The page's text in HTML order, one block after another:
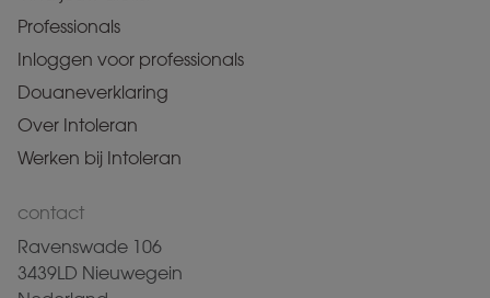
Professionals
Inloggen voor professionals
Douaneverklaring
Over Intoleran
Werken bij Intoleran
contact
Ravenswade 106
3439LD Nieuwegein